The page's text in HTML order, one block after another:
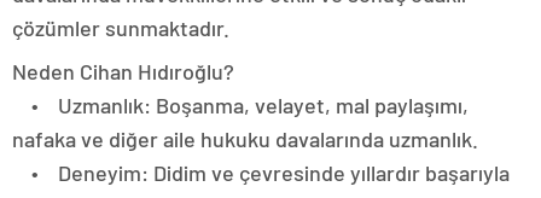
çözümler sunmaktadır.
Neden Cihan Hıdıroğlu?
• Uzmanlık: Boşanma, velayet, mal paylaşımı,
nafaka ve diğer aile hukuku davalarında uzmanlık.
• Deneyim: Didim ve çevresinde yıllardır başarıyla